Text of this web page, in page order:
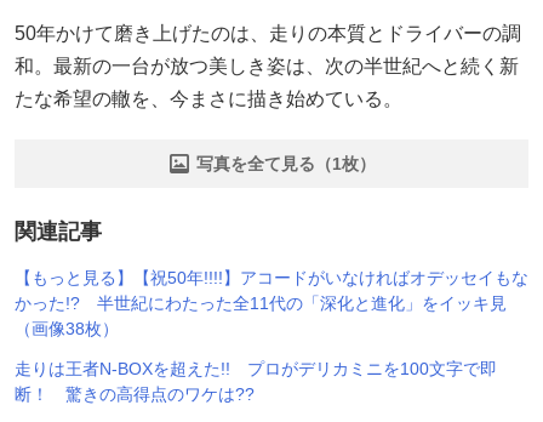
50年かけて磨き上げたのは、走りの本質とドライバーの調
和。最新の一台が放つ美しき姿は、次の半世紀へと続く新
たな希望の轍を、今まさに描き始めている。
写真を全て見る（1枚）
関連記事
【もっと見る】【祝50年!!!!】アコードがいなければオデッセイもな
かった!? 半世紀にわたった全11代の「深化と進化」をイッキ見
（画像38枚）
走りは王者N-BOXを超えた!! プロがデリカミニを100文字で即
断！ 驚きの高得点のワケは??